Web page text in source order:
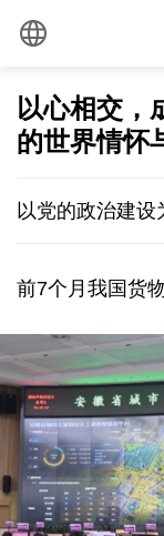
以心相交
的世界情怀
以党的政治建
前7个月我国货